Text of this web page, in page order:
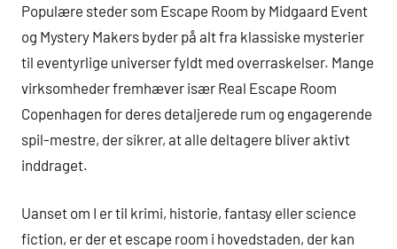
Populære steder som Escape Room by Midgaard Event
og Mystery Makers byder på alt fra klassiske mysterier
til eventyrlige universer fyldt med overraskelser. Mange
virksomheder fremhæver især Real Escape Room
Copenhagen for deres detaljerede rum og engagerende
spil-mestre, der sikrer, at alle deltagere bliver aktivt
inddraget.
Uanset om I er til krimi, historie, fantasy eller science
fiction, er der et escape room i hovedstaden, der kan